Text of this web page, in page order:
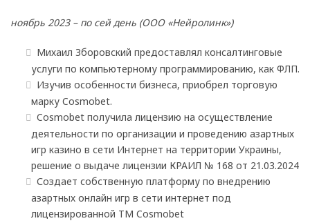
ноябрь 2023 – по сей день (ООО «Нейролинк»)
Михаил Зборовский предоставлял консалтинговые
услуги по компьютерному программированию, как ФЛП.
Изучив особенности бизнеса, приобрел торговую
марку Cosmobet.
Cosmobet получила лицензию на осуществление
деятельности по организации и проведению азартных
игр казино в сети Интернет на территории Украины,
решение о выдаче лицензии КРАИЛ № 168 от 21.03.2024
Создает собственную платформу по внедрению
азартных онлайн игр в сети интернет под
лицензированной ТМ Cosmobet